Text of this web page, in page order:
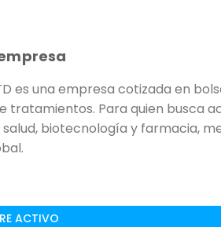
LTD es una empresa cotizada en
Para quien busca
biotecnología y farmacia,
ACTIVO